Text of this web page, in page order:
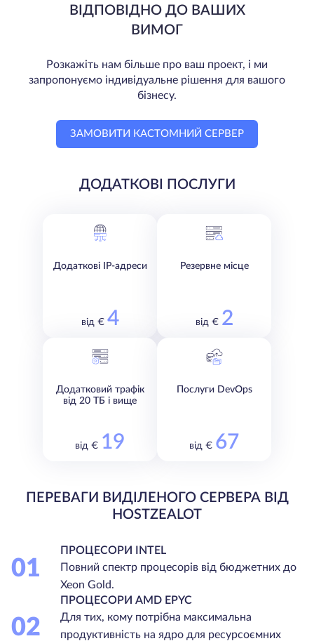
ВІДПОВІДНО ДО ВАШИХ
ВИМОГ
Розкажіть нам більше про ваш проект, і ми
запропонуємо індивідуальне рішення для вашого
бізнесу.
ЗАМОВИТИ КАСТОМНИЙ СЕРВЕР
ДОДАТКОВІ ПОСЛУГИ
Додаткові IP-адреси
від € 4
Резервне місце
від € 2
Додатковий трафік
від 20 ТБ і вище
від € 19
Послуги DevOps
від € 67
ПЕРЕВАГИ ВИДІЛЕНОГО СЕРВЕРА ВІД
HOSTZEALOT
01
ПРОЦЕСОРИ INTEL
Повний спектр процесорів від бюджетних до
Xeon Gold.
02
ПРОЦЕСОРИ AMD EPYC
Для тих, кому потрібна максимальна
продуктивність на ядро для ресурсоємних